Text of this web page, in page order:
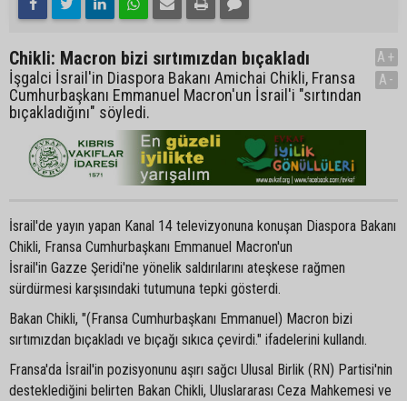
Chikli: Macron bizi sırtımızdan bıçakladı
İşgalci İsrail'in Diaspora Bakanı Amichai Chikli, Fransa
Cumhurbaşkanı Emmanuel Macron'un İsrail'i "sırtından
bıçakladığını" söyledi.
A+
A-
İsrail'de yayın yapan Kanal 14 televizyonuna konuşan Diaspora Bakanı
Chikli, Fransa Cumhurbaşkanı Emmanuel Macron'un
İsrail'in Gazze Şeridi'ne yönelik saldırılarını ateşkese rağmen
sürdürmesi karşısındaki tutumuna tepki gösterdi.
Bakan Chikli, "(Fransa Cumhurbaşkanı Emmanuel) Macron bizi
sırtımızdan bıçakladı ve bıçağı sıkıca çevirdi." ifadelerini kullandı.
Fransa'da İsrail'in pozisyonunu aşırı sağcı Ulusal Birlik (RN) Partisi'nin
desteklediğini belirten Bakan Chikli, Uluslararası Ceza Mahkemesi ve